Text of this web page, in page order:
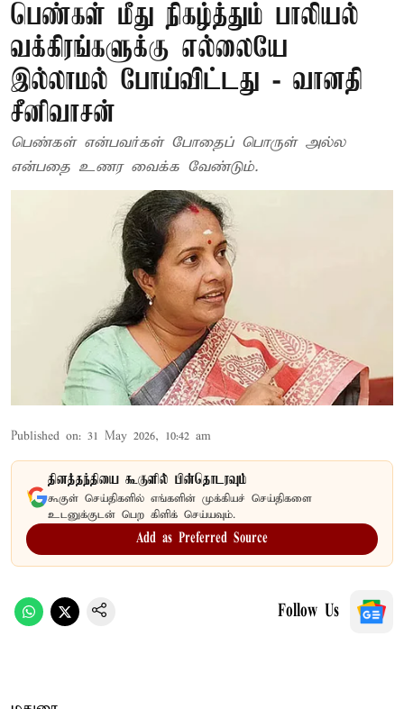
பெண்கள் மீது நிகழ்த்தும் பாலியல்
வக்கிரங்களுக்கு எல்லையே
இல்லாமல் போய்விட்டது - வானதி
சீனிவாசன்
பெண்கள் என்பவர்கள் போதைப் பொருள் அல்ல
என்பதை உணர வைக்க வேண்டும்.
Published on: 31 May 2026, 10:42 am
தினத்தந்தியை கூகுளில் பின்தொடரவும்
கூகுள் செய்திகளில் எங்களின் முக்கியச் செய்திகளை
உடனுக்குடன் பெற கிளிக் செய்யவும்.
Add as Preferred Source
Follow Us